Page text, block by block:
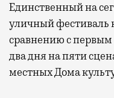
Единственный на
уличный фестиваль
сравнению с
два дня на пяти
местных Дома